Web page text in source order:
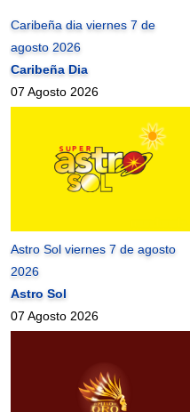
Caribeña dia viernes 7 de
agosto 2026
Caribeña Dia
07 Agosto 2026
Astro Sol viernes 7 de agosto
2026
Astro Sol
07 Agosto 2026